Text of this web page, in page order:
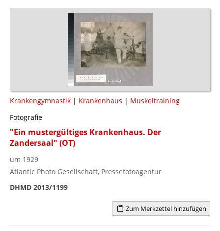
Krankengymnastik | Krankenhaus | Muskeltraining
Fotografie
"Ein mustergültiges Krankenhaus. Der
Zandersaal" (OT)
um 1929
Atlantic Photo Gesellschaft, Pressefotoagentur
DHMD 2013/1199
Zum Merkzettel hinzufügen